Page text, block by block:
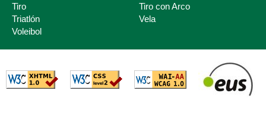
Tiro
Tiro con Arco
Triatlón
Vela
Voleibol